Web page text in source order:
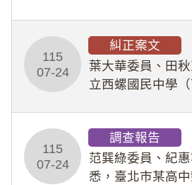
業把關與糾錯功
告漏未審酌師生不
115
07-24
糾正案文
葉大華委員、田
立西螺國民中學
教羽球隊學生等
事件處理會議（下
115
07-24
調查報告
范巽綠委員、紀
悉，臺北市某高